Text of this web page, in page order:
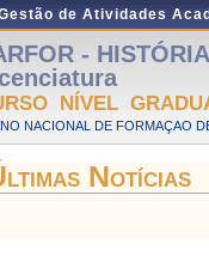
de Atividades
-
NÍVEL
NACIONAL DE FORMAÇAO
Notícias